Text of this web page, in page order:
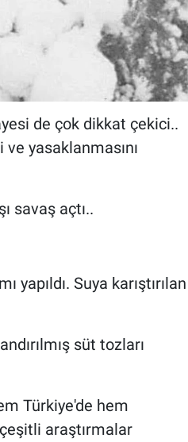
de çok dikkat çekici..
yasaklanmasını
savaş açtı..
Suya karıştırılan
süt tozları
Türkiye'de hem
araştırmalar